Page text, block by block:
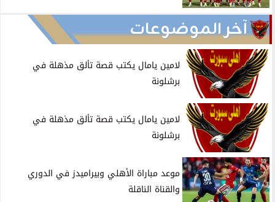
آخر الموضوعات
لامين يامال يكتب قصة تألق مذهلة في
برشلونة
لامين يامال يكتب قصة تألق مذهلة في
برشلونة
موعد مباراة الأهلي وبيراميدز في الدوري
والقناة الناقلة